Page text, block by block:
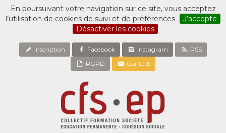
En poursuivant votre navigation sur ce site, vous acceptez
l’utilisation de cookies de suivi et de préférences
J’accepte
Désactiver les cookies
Inscription Facebook Instagram
RSS
RGPD
Contact